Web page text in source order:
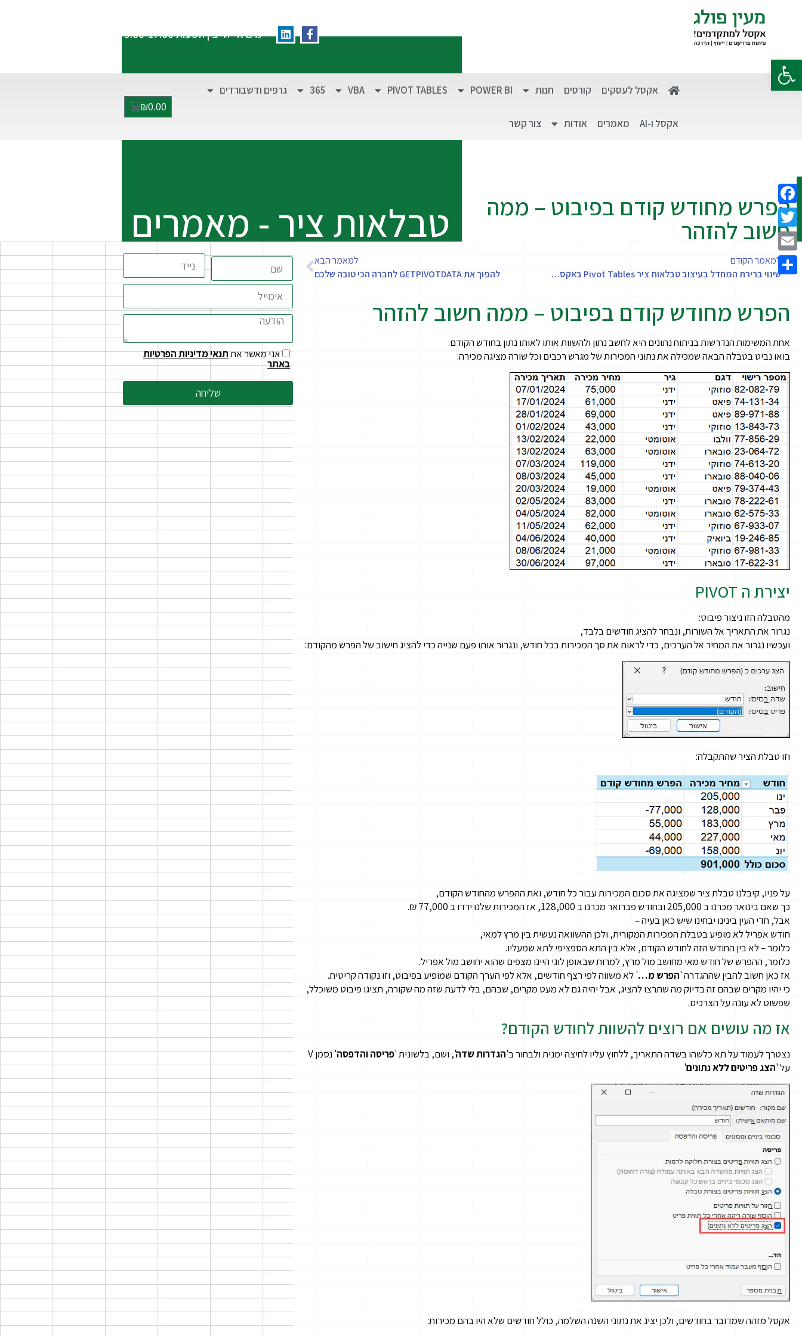
פתח סרגל נגישות
ימים א'-ה' בין השעות 9:00-17:00
אקסל לעסקים קורסים חנות POWER BI
PIVOT TABLES
VBA
365 גרפים ודשבורדים
אקסל ו-AI מאמרים אודות צור קשר
₪0.00
הפרש מחודש קודם בפיבוט – ממה
חשוב להזהר טבלאות ציר - מאמרים
למאמר הקודם
שינוי ברירת המחדל בעיצוב טבלאות ציר Pivot Tables באקסל 365
למאמר הבא
להפוך את GETPIVOTDATA לחברה הכי טובה שלכם
הפרש מחודש קודם בפיבוט – ממה חשוב להזהר
אחת המשימות הנדרשות בניתוח נתונים היא לחשב נתון ולהשוות אותו לאותו נתון בחודש הקודם.
בואו נביט בטבלה הבאה שמכילה את נתוני המכירות של מגרש רכבים וכל שורה מציגה מכירה:
יצירת ה PIVOT
מהטבלה הזו ניצור פיבוט:
נגרור את התאריך אל השורות, ונבחר להציג חודשים בלבד,
ועכשיו נגרור את המחיר אל הערכים, כדי לראות את סך המכירות בכל חודש, ונגרור אותו פעם שנייה כדי להציג חישוב של הפרש מהקודם:
וזו טבלת הציר שהתקבלה:
על פניו, קיבלנו טבלת ציר שמציגה את סכום המכירות עבור כל חודש, ואת ההפרש מהחודש הקודם,
כך שאם בינואר מכרנו ב 205,000 ובחודש פברואר מכרנו ב 128,000, אז המכירות שלנו ירדו ב 77,000 ₪.
אבל, חדי העין בינינו יבחינו שיש כאן בעיה –
חודש אפריל לא מופיע בטבלת המכירות המקורית, ולכן ההשוואה נעשית בין מרץ למאי,
כלומר – לא בין החודש הזה לחודש הקודם, אלא בין התא הספציפי לתא שמעליו.
כלומר, ההפרש של חודש מאי מחושב מול מרץ, למרות שבאופן לוגי היינו מצפים שהוא יחושב מול אפריל.
אז כאן חשוב להבין שההגדרה 'הפרש מ…' לא משווה לפי רצף חודשים, אלא לפי הערך הקודם שמופיע בפיבוט, וזו נקודה קריטית.
כי יהיו מקרים שבהם זה בדיוק מה שתרצו להציג, אבל יהיה גם לא מעט מקרים, שבהם, בלי לדעת שזה מה שקורה, תציגו פיבוט משוכלל,
שפשוט לא עונה על הצרכים.
אז מה עושים אם רוצים להשוות לחודש הקודם?
נצטרך לעמוד על תא כלשהו בשדה התאריך, ללחוץ עליו לחיצה ימנית ולבחור ב'הגדרות שדה', ושם, בלשונית 'פריסה והדפסה
' נסמן V
על 'הצג פריטים ללא נתונים'
אקסל מזהה שמדובר בחודשים, ולכן יציג את נתוני השנה השלמה, כולל חודשים שלא היו בהם מכירות:
אני מאשר אתתנאי מדיניות הפרטיות
באתר
שליחה
Facebook
Twitter
Email